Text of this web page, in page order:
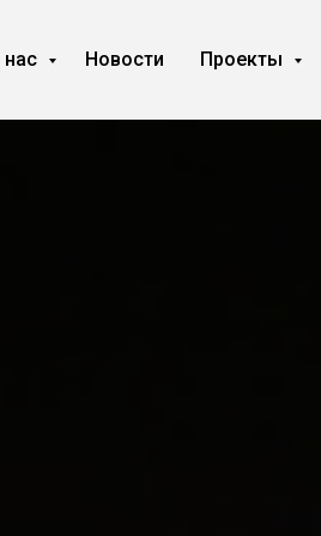
Новости Проекты